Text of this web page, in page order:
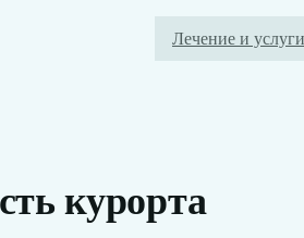
Лечение и услуги
курорта